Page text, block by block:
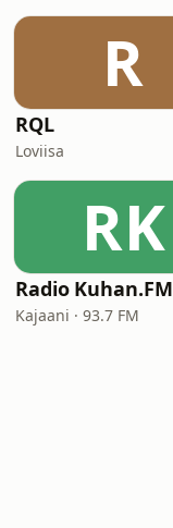
R
RQL
Loviisa
RK
Radio Kuhan.FM
Kajaani · 93.7 FM